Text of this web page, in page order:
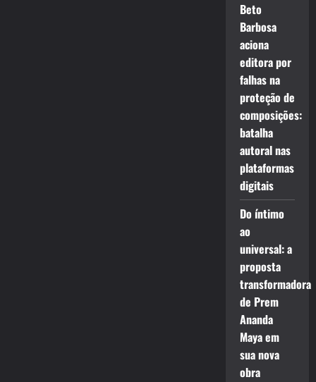
Beto
Barbosa
aciona
editora por
falhas na
proteção de
composições:
batalha
autoral nas
plataformas
digitais
Do íntimo
ao
universal: a
proposta
transformadora
de Prem
Ananda
Maya em
sua nova
obra